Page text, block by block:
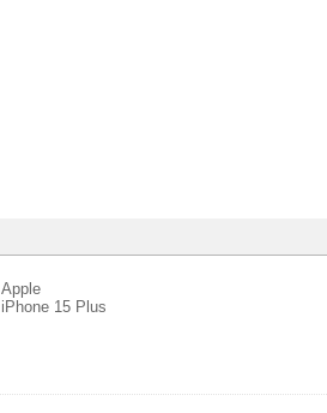
Apple
iPhone 15 Plus